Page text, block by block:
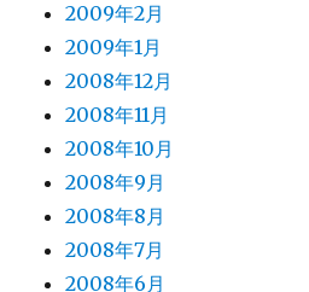
2009年2月
2009年1月
2008年12月
2008年11月
2008年10月
2008年9月
2008年8月
2008年7月
2008年6月